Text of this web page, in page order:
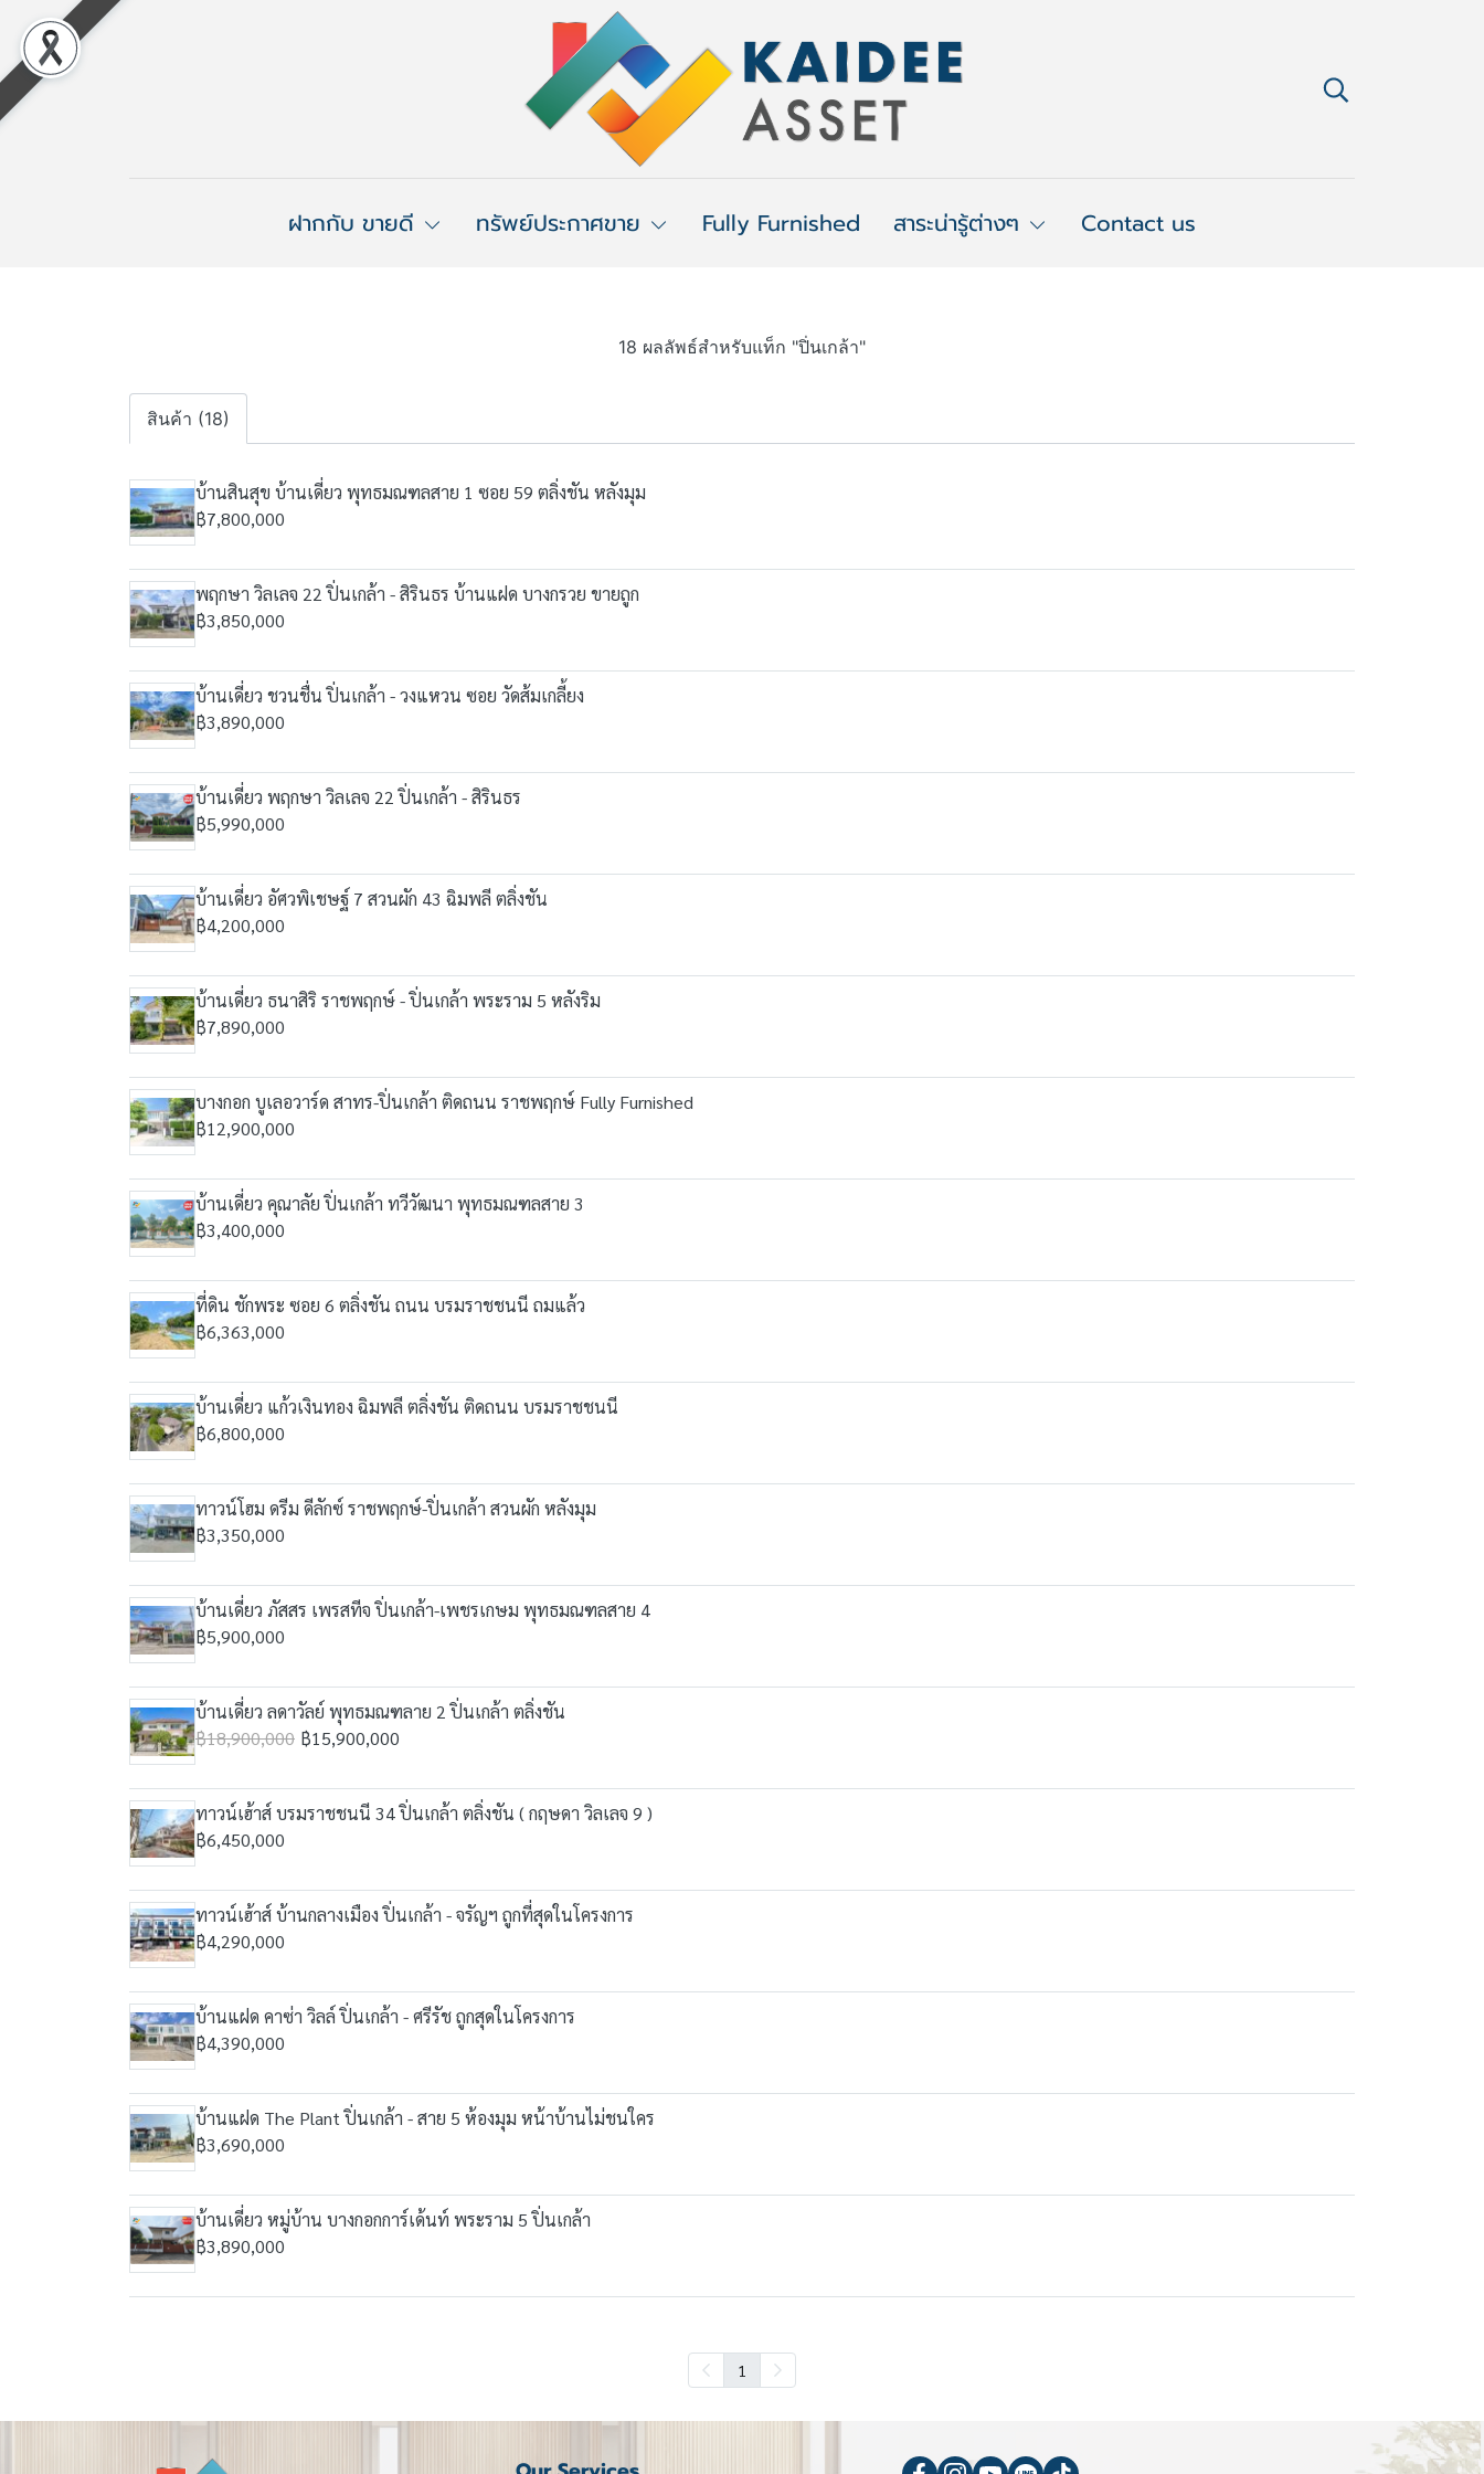
ฝากกับ ขายดี ทรัพย์ประกาศขาย Fully Furnished สาระน่ารู้ต่างๆ Contact us
18 ผลลัพธ์สำหรับแท็ก "ปิ่นเกล้า"
สินค้า (18)
บ้านสินสุข บ้านเดี่ยว พุทธมณฑลสาย 1 ซอย 59 ตลิ่งชัน หลังมุม
฿7,800,000
พฤกษา วิลเลจ 22 ปิ่นเกล้า - สิรินธร บ้านแฝด บางกรวย ขายถูก
฿3,850,000
บ้านเดี่ยว ชวนชื่น ปิ่นเกล้า - วงแหวน ซอย วัดส้มเกลี้ยง
฿3,890,000
บ้านเดี่ยว พฤกษา วิลเลจ 22 ปิ่นเกล้า - สิรินธร
฿5,990,000
บ้านเดี่ยว อัศวพิเชษฐ์ 7 สวนผัก 43 ฉิมพลี ตลิ่งชัน
฿4,200,000
บ้านเดี่ยว ธนาสิริ ราชพฤกษ์ - ปิ่นเกล้า พระราม 5 หลังริม
฿7,890,000
บางกอก บูเลอวาร์ด สาทร-ปิ่นเกล้า ติดถนน ราชพฤกษ์ Fully Furnished
฿12,900,000
บ้านเดี่ยว คุณาลัย ปิ่นเกล้า ทวีวัฒนา พุทธมณฑลสาย 3
฿3,400,000
ที่ดิน ชักพระ ซอย 6 ตลิ่งชัน ถนน บรมราชชนนี ถมแล้ว
฿6,363,000
บ้านเดี่ยว แก้วเงินทอง ฉิมพลี ตลิ่งชัน ติดถนน บรมราชชนนี
฿6,800,000
ทาวน์โฮม ดรีม ดีลักซ์ ราชพฤกษ์-ปิ่นเกล้า สวนผัก หลังมุม
฿3,350,000
บ้านเดี่ยว ภัสสร เพรสทีจ ปิ่นเกล้า-เพชรเกษม พุทธมณฑลสาย 4
฿5,900,000
บ้านเดี่ยว ลดาวัลย์ พุทธมณฑลาย 2 ปิ่นเกล้า ตลิ่งชัน
฿18,900,000 ฿15,900,000
ทาวน์เฮ้าส์ บรมราชชนนี 34 ปิ่นเกล้า ตลิ่งชัน ( กฤษดา วิลเลจ 9 )
฿6,450,000
ทาวน์เฮ้าส์ บ้านกลางเมือง ปิ่นเกล้า - จรัญฯ ถูกที่สุดในโครงการ
฿4,290,000
บ้านแฝด คาซ่า วิลล์ ปิ่นเกล้า - ศรีรัช ถูกสุดในโครงการ
฿4,390,000
บ้านแฝด The Plant ปิ่นเกล้า - สาย 5 ห้องมุม หน้าบ้านไม่ชนใคร
฿3,690,000
บ้านเดี่ยว หมู่บ้าน บางกอกการ์เด้นท์ พระราม 5 ปิ่นเกล้า
฿3,890,000
1